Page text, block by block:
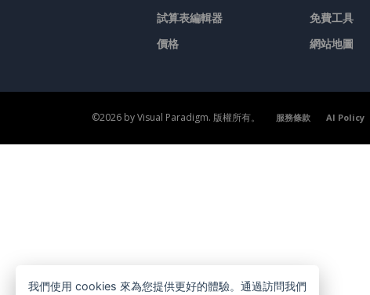
試算表編輯器
價格
免費工具
網站地圖
©2026 by Visual Paradigm. 版權所有。 服務條款 AI Policy
我們使用 cookies 來為您提供更好的體驗。通過訪問我們